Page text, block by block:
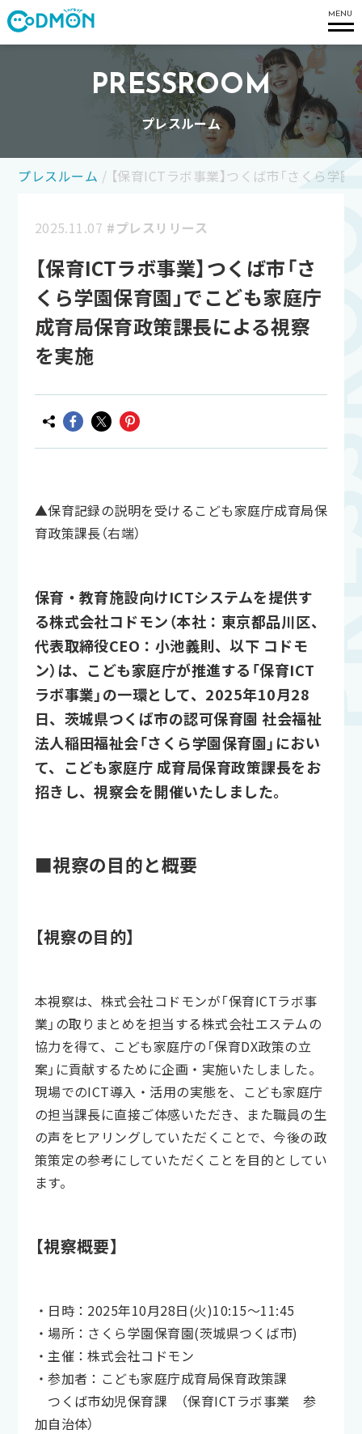
MENU
PRESSROOM
プレスルーム
プレスルーム / 【保育ICTラボ事業】つくば市「さくら学
2025.11.07 #プレスリリース
【保育ICTラボ事業】つくば市「さ
くら学園保育園」でこども家庭庁
成育局保育政策課長による視察
を実施
▲保育記録の説明を受けるこども家庭庁成育局保
育政策課長（右端）
保育・教育施設向けICTシステムを提供す
る株式会社コドモン（本社：東京都品川区、
代表取締役CEO：小池義則、以下 コドモ
ン）は、こども家庭庁が推進する「保育ICT
ラボ事業」の一環として、2025年10月28
日、茨城県つくば市の認可保育園 社会福祉
法人稲田福祉会「さくら学園保育園」におい
て、こども家庭庁 成育局保育政策課長をお
招きし、視察会を開催いたしました。
■視察の目的と概要
【視察の目的】
本視察は、株式会社コドモンが「保育ICTラボ事
業」の取りまとめを担当する株式会社エステムの
協力を得て、こども家庭庁の「保育DX政策の立
案」に貢献するために企画・実施いたしました。
現場でのICT導入・活用の実態を、こども家庭庁
の担当課長に直接ご体感いただき、また職員の生
の声をヒアリングしていただくことで、今後の政
策策定の参考にしていただくことを目的としてい
ます。
【視察概要】
・日時：2025年10月28日(火)10:15～11:45
・場所：さくら学園保育園(茨城県つくば市)
・主催：株式会社コドモン
・参加者：こども家庭庁成育局保育政策課
つくば市幼児保育課 （保育ICTラボ事業 参
加自治体）